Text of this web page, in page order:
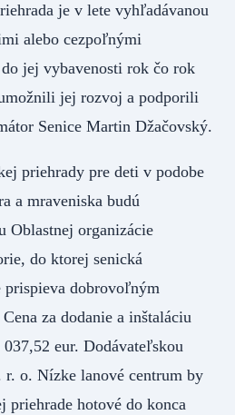
je v lete vyhľadávanou
alebo cezpoľnými
jej vybavenosti rok čo rok
jej rozvoj a podporili
Senice Martin Džačovský.
priehrady pre deti v podobe
a mraveniska budú
Oblastnej organizácie
do ktorej senická
prispieva dobrovoľným
za dodanie a inštaláciu
eur. Dodávateľskou
o. Nízke lanové centrum by
priehrade hotové do konca